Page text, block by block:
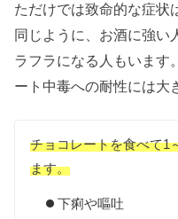
ただけでは致命的な症状
同じように、お酒に強い
ラフラになる人もいます
ート中毒への耐性には大
チョコレートを食べて1
ます。
下痢や嘔吐